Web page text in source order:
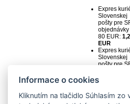
Expres
Slovenskej
pošty pre
objednávky
80 EUR:
EUR
Expres
Slovenskej
pošty pre
80 EUR:
zadarmo
Informace o cookies
Kliknutím na tlačidlo Súhlasím zo